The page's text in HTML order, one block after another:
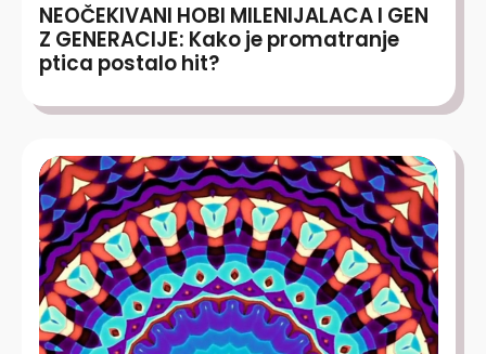
NEOČEKIVANI HOBI MILENIJALACA I GEN
Z GENERACIJE: Kako je promatranje
ptica postalo hit?